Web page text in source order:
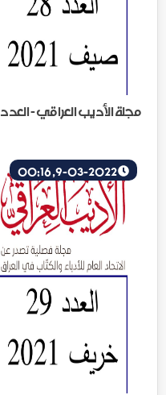
مجلة الأديب العراقي - العدد 28